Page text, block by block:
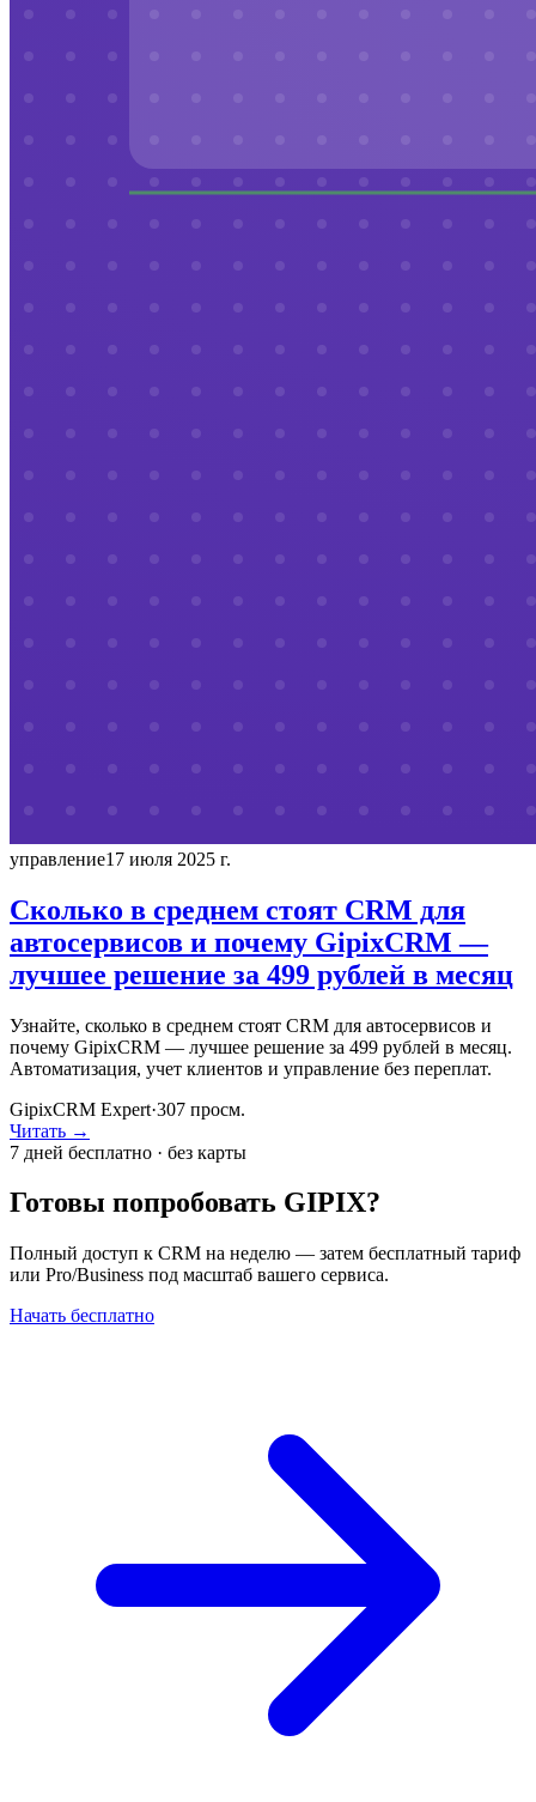
управление17 июля 2025 г.
Сколько в среднем стоят CRM для
автосервисов и почему GipixCRM —
лучшее решение за 499 рублей в месяц
Узнайте, сколько в среднем стоят CRM для автосервисов и
почему GipixCRM — лучшее решение за 499 рублей в месяц.
Автоматизация, учет клиентов и управление без переплат.
GipixCRM Expert·307 просм.
Читать →
7 дней бесплатно · без карты
Готовы попробовать GIPIX?
Полный доступ к CRM на неделю — затем бесплатный тариф
или Pro/Business под масштаб вашего сервиса.
Начать бесплатно